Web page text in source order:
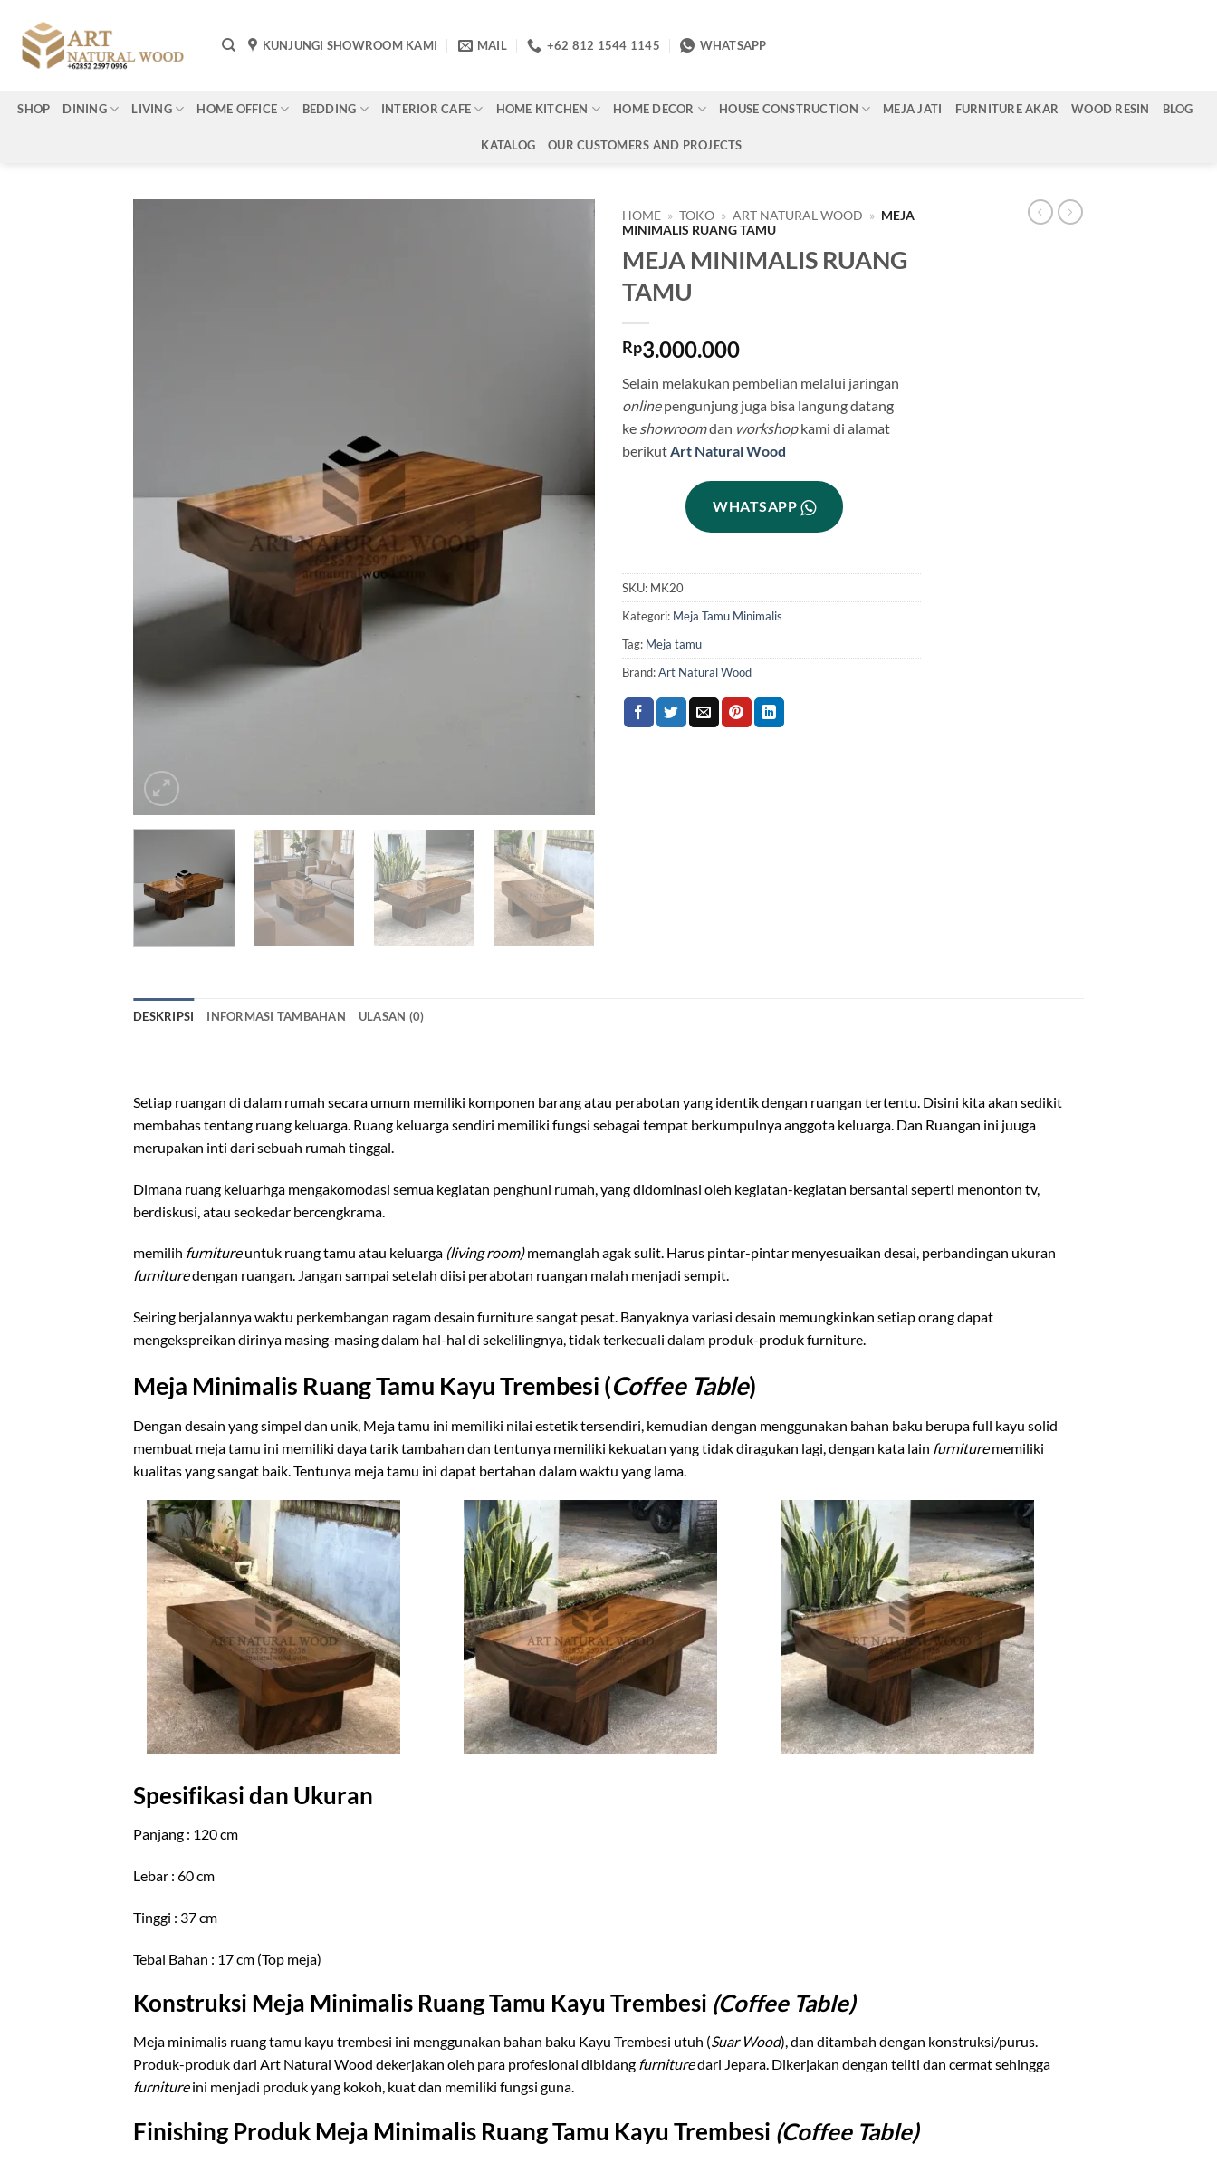
content
KUNJUNGI SHOWROOM KAMI MAIL +62 812 1544 1145 WHATSAPP
SHOP DINING LIVING HOME OFFICE BEDDING INTERIOR CAFE HOME KITCHEN HOME DECOR HOUSE CONSTRUCTION MEJA JATI FURNITURE AKAR WOOD RESIN BLOG
KATALOG OUR CUSTOMERS AND PROJECTS
HOME » TOKO » ART NATURAL WOOD » MEJA
MINIMALIS RUANG TAMU
MEJA MINIMALIS RUANG
TAMU
Rp3.000.000
Selain melakukan pembelian melalui jaringan
onlinepengunjung juga bisa langung datang
ke showroomdan workshopkami di alamat
berikut Art Natural Wood
WHATSAPP
SKU: MK20
Kategori: Meja Tamu Minimalis
Tag: Meja tamu
Brand:Art Natural Wood
DESKRIPSI INFORMASI TAMBAHAN ULASAN (0)
Setiap ruangan di dalam rumah secara umum memiliki komponen barang atau perabotan yang identik dengan ruangan tertentu. Disini kita akan sedikit
membahas tentang ruang keluarga. Ruang keluarga sendiri memiliki fungsi sebagai tempat berkumpulnya anggota keluarga. Dan Ruangan ini juuga
merupakan inti dari sebuah rumah tinggal.
Dimana ruang keluarhga mengakomodasi semua kegiatan penghuni rumah, yang didominasi oleh kegiatan-kegiatan bersantai seperti menonton tv,
berdiskusi, atau seokedar bercengkrama.
memilih furnitureuntuk ruang tamu atau keluarga (living room)memanglah agak sulit. Harus pintar-pintar menyesuaikan desai, perbandingan ukuran
furnituredengan ruangan. Jangan sampai setelah diisi perabotan ruangan malah menjadi sempit.
Seiring berjalannya waktu perkembangan ragam desain furniture sangat pesat. Banyaknya variasi desain memungkinkan setiap orang dapat
mengekspreikan dirinya masing-masing dalam hal-hal di sekelilingnya, tidak terkecuali dalam produk-produk furniture.
Meja Minimalis Ruang Tamu Kayu Trembesi (Coffee Table)
Dengan desain yang simpel dan unik, Meja tamu ini memiliki nilai estetik tersendiri, kemudian dengan menggunakan bahan baku berupa full kayu solid
membuat meja tamu ini memiliki daya tarik tambahan dan tentunya memiliki kekuatan yang tidak diragukan lagi, dengan kata lain furniturememiliki
kualitas yang sangat baik. Tentunya meja tamu ini dapat bertahan dalam waktu yang lama.
Spesifikasi dan Ukuran
Panjang : 120 cm
Lebar : 60 cm
Tinggi : 37 cm
Tebal Bahan : 17 cm (Top meja)
Konstruksi Meja Minimalis Ruang Tamu Kayu Trembesi (Coffee Table)
Meja minimalis ruang tamu kayu trembesi ini menggunakan bahan baku Kayu Trembesi utuh (Suar Wood), dan ditambah dengan konstruksi/purus.
Produk-produk dari Art Natural Wood dekerjakan oleh para profesional dibidang furnituredari Jepara. Dikerjakan dengan teliti dan cermat sehingga
furnitureini menjadi produk yang kokoh, kuat dan memiliki fungsi guna.
Finishing Produk Meja Minimalis Ruang Tamu Kayu Trembesi (Coffee Table)